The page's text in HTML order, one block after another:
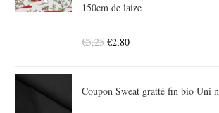
150cm de laize
€5,25 €2,80
Coupon Sweat gratté fin bio Uni